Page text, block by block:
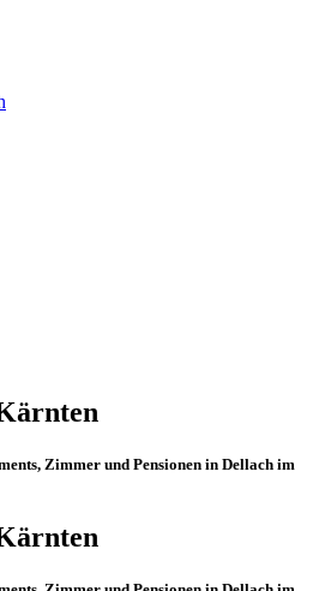
Zimmer und Pensionen in Dellach im